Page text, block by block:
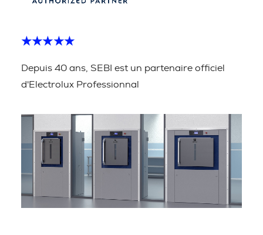
★★★★★
Depuis 40 ans, SEBI est un partenaire officiel
d'Electrolux Professionnal